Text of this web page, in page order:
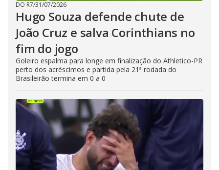
DO R7/31/07/2026
Hugo Souza defende chute de
João Cruz e salva Corinthians no
fim do jogo
Goleiro espalma para longe em finalização do Athletico-PR
perto dos acréscimos e partida pela 21ª rodada do
Brasileirão termina em 0 a 0